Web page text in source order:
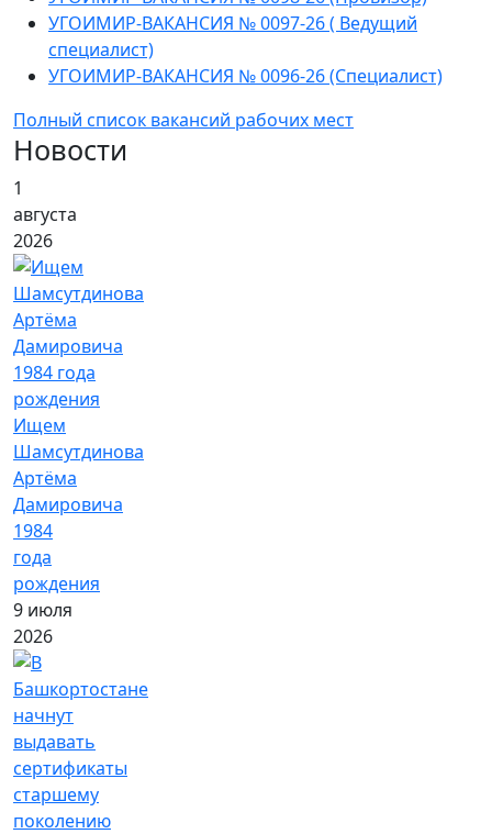
УГОИМИР-ВАКАНСИЯ № 0097-26 ( Ведущий
специалист)
УГОИМИР-ВАКАНСИЯ № 0096-26 (Специалист)
Полный список вакансий рабочих мест
Новости
1
августа
2026
Ищем
Шамсутдинова
Артёма
Дамировича
1984
года
рождения
9 июля
2026